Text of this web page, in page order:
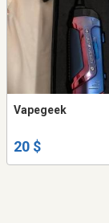
Vapegeek
20 $